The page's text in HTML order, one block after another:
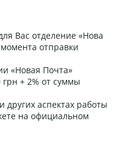
Вас отделение «Нова
отправки
«Новая Почта»
+ 2% от суммы
других аспектах работы
на официальном